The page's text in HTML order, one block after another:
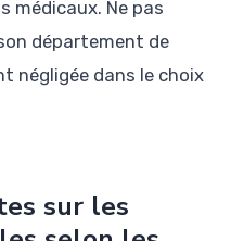
médicaux. Ne pas
département de
négligée dans le choix
sur les